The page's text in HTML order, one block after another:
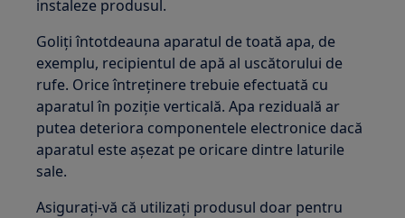
instaleze produsul.
Goliți întotdeauna aparatul de toată apa, de
exemplu, recipientul de apă al uscătorului de
rufe. Orice întreținere trebuie efectuată cu
aparatul în poziție verticală. Apa reziduală ar
putea deteriora componentele electronice dacă
aparatul este așezat pe oricare dintre laturile
sale.
Asigurați-vă că utilizați produsul doar pentru